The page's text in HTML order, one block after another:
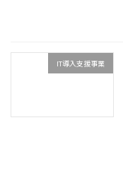
IT導入支援事業